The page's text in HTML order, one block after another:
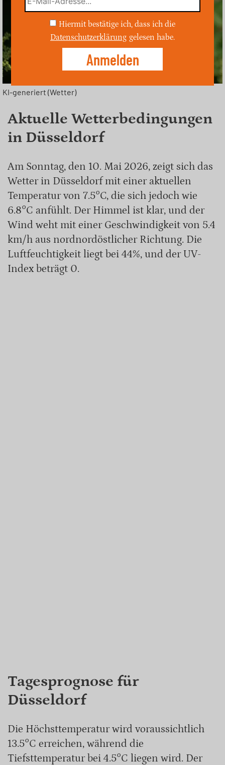
KI-generiert (Wetter)
Aktuelle Wetterbedingungen
in Düsseldorf
Am Sonntag, den 10. Mai 2026, zeigt sich das
Wetter in Düsseldorf mit einer aktuellen
Temperatur von 7.5°C, die sich jedoch wie
6.8°C anfühlt. Der Himmel ist klar, und der
Wind weht mit einer Geschwindigkeit von 5.4
km/h aus nordnordöstlicher Richtung. Die
Luftfeuchtigkeit liegt bei 44%, und der UV-
Index beträgt 0.
Tagesprognose für
Düsseldorf
Die Höchsttemperatur wird voraussichtlich
13.5°C erreichen, während die
Tiefsttemperatur bei 4.5°C liegen wird. Der
Hiermit bestätige ich, dass ich die
Datenschutzerklärung gelesen habe.